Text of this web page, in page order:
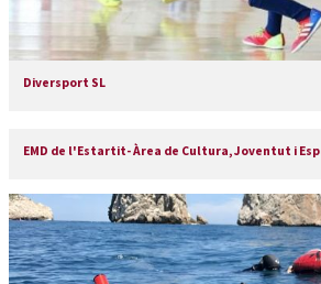
Diversport SL
EMD de l'Estartit- Àrea de Cultura, Joventut i